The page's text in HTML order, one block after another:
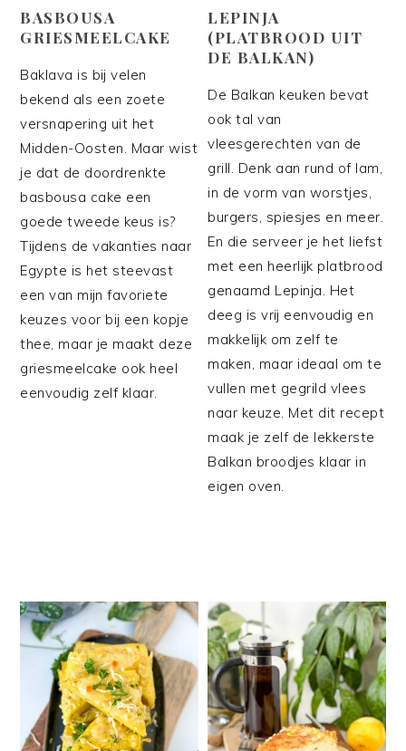
BASBOUSA
GRIESMEELCAKE
Baklava is bij velen
bekend als een zoete
versnapering uit het
Midden-Oosten. Maar wist
je dat de doordrenkte
basbousa cake een
goede tweede keus is?
Tijdens de vakanties naar
Egypte is het steevast
een van mijn favoriete
keuzes voor bij een kopje
thee, maar je maakt deze
griesmeelcake ook heel
eenvoudig zelf klaar.
LEPINJA
(PLATBROOD UIT
DE BALKAN)
De Balkan keuken bevat
ook tal van
vleesgerechten van de
grill. Denk aan rund of lam,
in de vorm van worstjes,
burgers, spiesjes en meer.
En die serveer je het liefst
met een heerlijk platbrood
genaamd Lepinja. Het
deeg is vrij eenvoudig en
makkelijk om zelf te
maken, maar ideaal om te
vullen met gegrild vlees
naar keuze. Met dit recept
maak je zelf de lekkerste
Balkan broodjes klaar in
eigen oven.